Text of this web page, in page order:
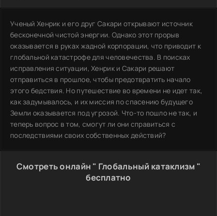
Ученый Хенрик и его друг Сакари открывают источник
бесконечной чистой энергии. Однако этот прорыв
оказывается в руках жадной корпорации, что приводит к
глобальной катастрофе для человечества. В поисках
исправления ситуации, Хенрик и Сакари решают
отправиться в прошлое, чтобы предотвратить начало
этого бедствия. Но путешествие во времени не идет так,
как задумывалось, и их миссия по спасению будущего
Земли оказывается под угрозой. Что-то пошло не так, и
теперь вопрос в том, смогут ли они справиться с
последствиями своих собственных действий?
Смотреть онлайн " Глобальный катаклизм "
бесплатно